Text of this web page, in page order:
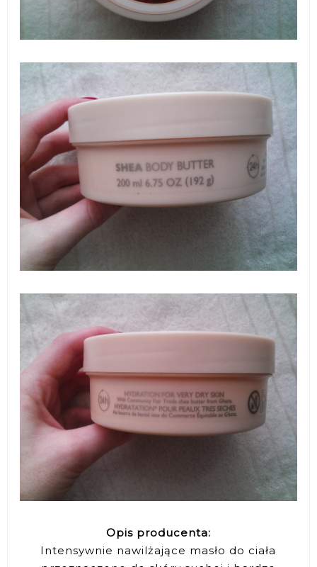
Opis producenta:
Intensywnie nawilżające masło do ciała